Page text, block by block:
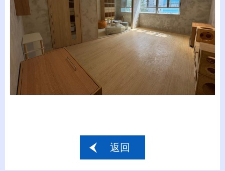
返回